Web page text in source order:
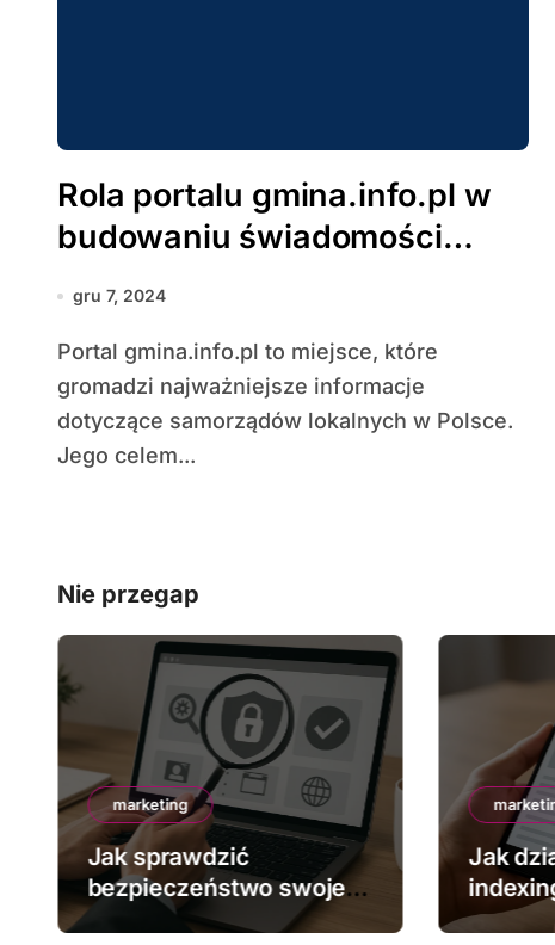
Rola portalu gmina.info.pl w
budowaniu świadomości
obywatelskiej i integracji
gru 7, 2024
Portal gmina.info.pl to miejsce, które
gromadzi najważniejsze informacje
dotyczące samorządów lokalnych w Polsce.
Jego celem...
Nie przegap
marketing
Jak sprawdzić
bezpieczeństwo swojej
strony
Jak